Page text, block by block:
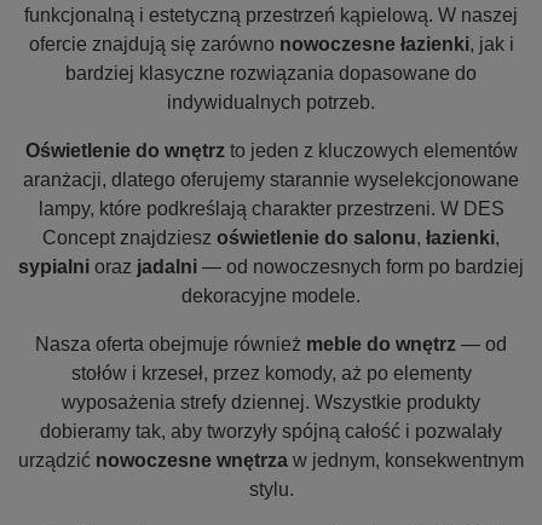
funkcjonalną i estetyczną przestrzeń kąpielową. W naszej
ofercie znajdują się zarówno nowoczesne łazienki, jak i
bardziej klasyczne rozwiązania dopasowane do
indywidualnych potrzeb.
Oświetlenie do wnętrzto jeden z kluczowych elementów
aranżacji, dlatego oferujemy starannie wyselekcjonowane
lampy, które podkreślają charakter przestrzeni. W DES
Concept znajdziesz oświetlenie do salonu, łazienki,
sypialni oraz jadalni — od nowoczesnych form po bardziej
dekoracyjne modele.
Nasza oferta obejmuje również meble do wnętrz — od
stołów i krzeseł, przez komody, aż po elementy
wyposażenia strefy dziennej. Wszystkie produkty
dobieramy tak, aby tworzyły spójną całość i pozwalały
urządzić nowoczesne wnętrza w jednym, konsekwentnym
stylu.